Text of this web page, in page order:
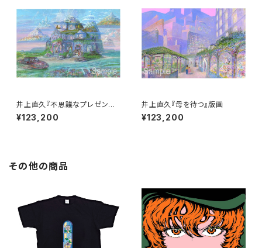
井上直久『不思議なプレゼント』
版画
¥123,200
井上直久『母を待つ』版画
¥123,200
その他の商品